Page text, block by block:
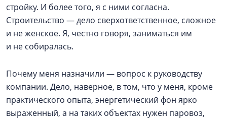
стройку. И более того, я с ними согласна.
Строительство — дело сверхответственное, сложное
и не женское. Я, честно говоря, заниматься им
и не собиралась.
Почему меня назначили — вопрос к руководству
компании. Дело, наверное, в том, что у меня, кроме
практического опыта, энергетический фон ярко
выраженный, а на таких объектах нужен паровоз,